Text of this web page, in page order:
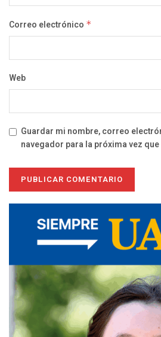
Correo electrónico *
Web
Guardar mi nombre, correo
navegador para la próxima vez